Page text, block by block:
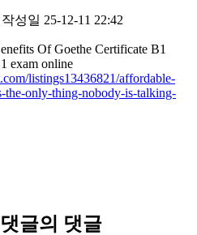
작성일 25-12-11 22:42
Of Goethe Certificate B1
exam online
listings13436821/affordable-
the-only-thing-nobody-is-talking-
글의 댓글